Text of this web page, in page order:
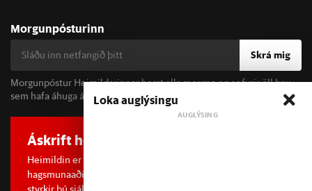
Morgunpósturinn
Skrá mig
Morgunpóstur Heimildarinnar berst alla morgna og er fyrir öll þau
sem hafa áhuga á fréttum og þjóðfélagsumræðu.
Áskrift hefur áhrif
Heimildin er í dreifðu eignarhaldi og óháð
hagsmunaaðilum. Með því að kaupa áskrift að Heimildinni
Loka auglýsingu